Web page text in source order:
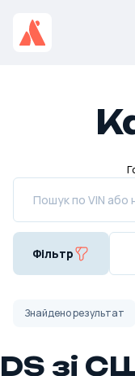
Фільтр
Знайденорезультат
DS зі